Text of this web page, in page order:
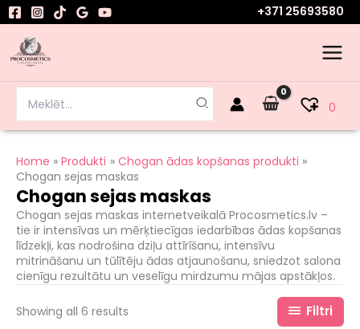
Skip
to
content
+371 25693580
for:
0
Home Produkti
Chogan ādas kopšanas produkti
Chogan sejas maskas
Chogan sejas maskas
Chogan sejas maskas internetveikalā Procosmetics.lv –
tie ir intensīvas un mērķtiecīgas iedarbības ādas kopšanas
līdzekļi, kas nodrošina dziļu attīrīšanu, intensīvu
mitrināšanu un tūlītēju ādas atjaunošanu, sniedzot salona
cienīgu rezultātu un veselīgu mirdzumu mājas apstākļos.
Showing all 6 results
latest
Filtri